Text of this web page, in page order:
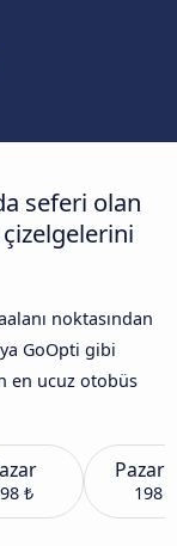
seferi olan
noktasından
GoOpti gibi
en ucuz otobüs
₺ 198 ₺